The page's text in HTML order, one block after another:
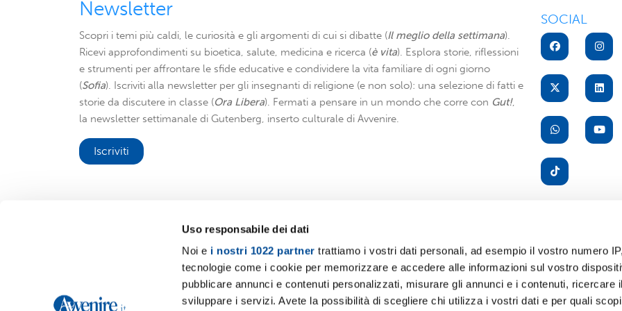
Uso responsabile dei dati
Noi e i nostri 1022 partner trattiamo i vostri dati personali, ad esempio il vostro numero
tecnologie come i cookie per memorizzare e accedere alle informazioni sul vostro
pubblicare annunci e contenuti personalizzati, misurare gli annunci e i contenuti, ricercare
sviluppare i servizi. Avete la possibilità di scegliere chi utilizza i vostri dati e per quali
Newsletter
Scopri i temi più caldi, le curiosità e gli argomenti di cui si dibatte (Il meglio della settimana).
Ricevi approfondimenti su bioetica, salute, medicina e ricerca (è vita). Esplora storie, riflessioni
e strumenti per affrontare le sfide educative e condividere la vita familiare di ogni giorno
(Sofia). Iscriviti alla newsletter per gli insegnanti di religione (e non solo): una selezione di fatti e
storie da discutere in classe (Ora Libera). Fermati a pensare in un mondo che corre con Gut!,
la newsletter settimanale di Gutenberg, inserto culturale di Avvenire.
Iscriviti
SOCIAL